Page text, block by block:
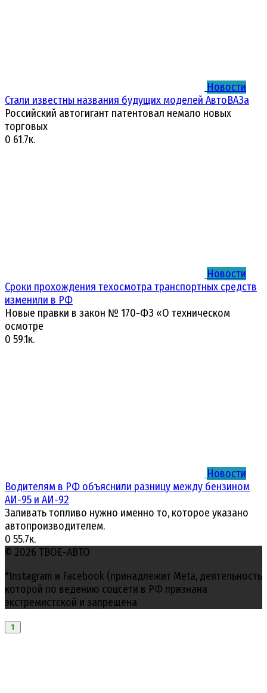
Новости
Стали известны названия будущих моделей АвтоВАЗа
Российский автогигант патентовал немало новых
торговых
0 61.7к.
Новости
Сроки прохождения техосмотра транспортных средств
изменили в РФ
Новые правки в закон № 170-ФЗ «О техническом
осмотре
0 59.1к.
Новости
Водителям в РФ объяснили разницу между бензином
АИ-95 и АИ-92
Заливать топливо нужно именно то, которое указано
автопроизводителем.
0 55.7к.
© 2026 ТВОЕ-АВТО
*Instagram и Facebook (принадлежит Meta, деятельность
которой по ведению соцсети в РФ признана
экстремистской и запрещена